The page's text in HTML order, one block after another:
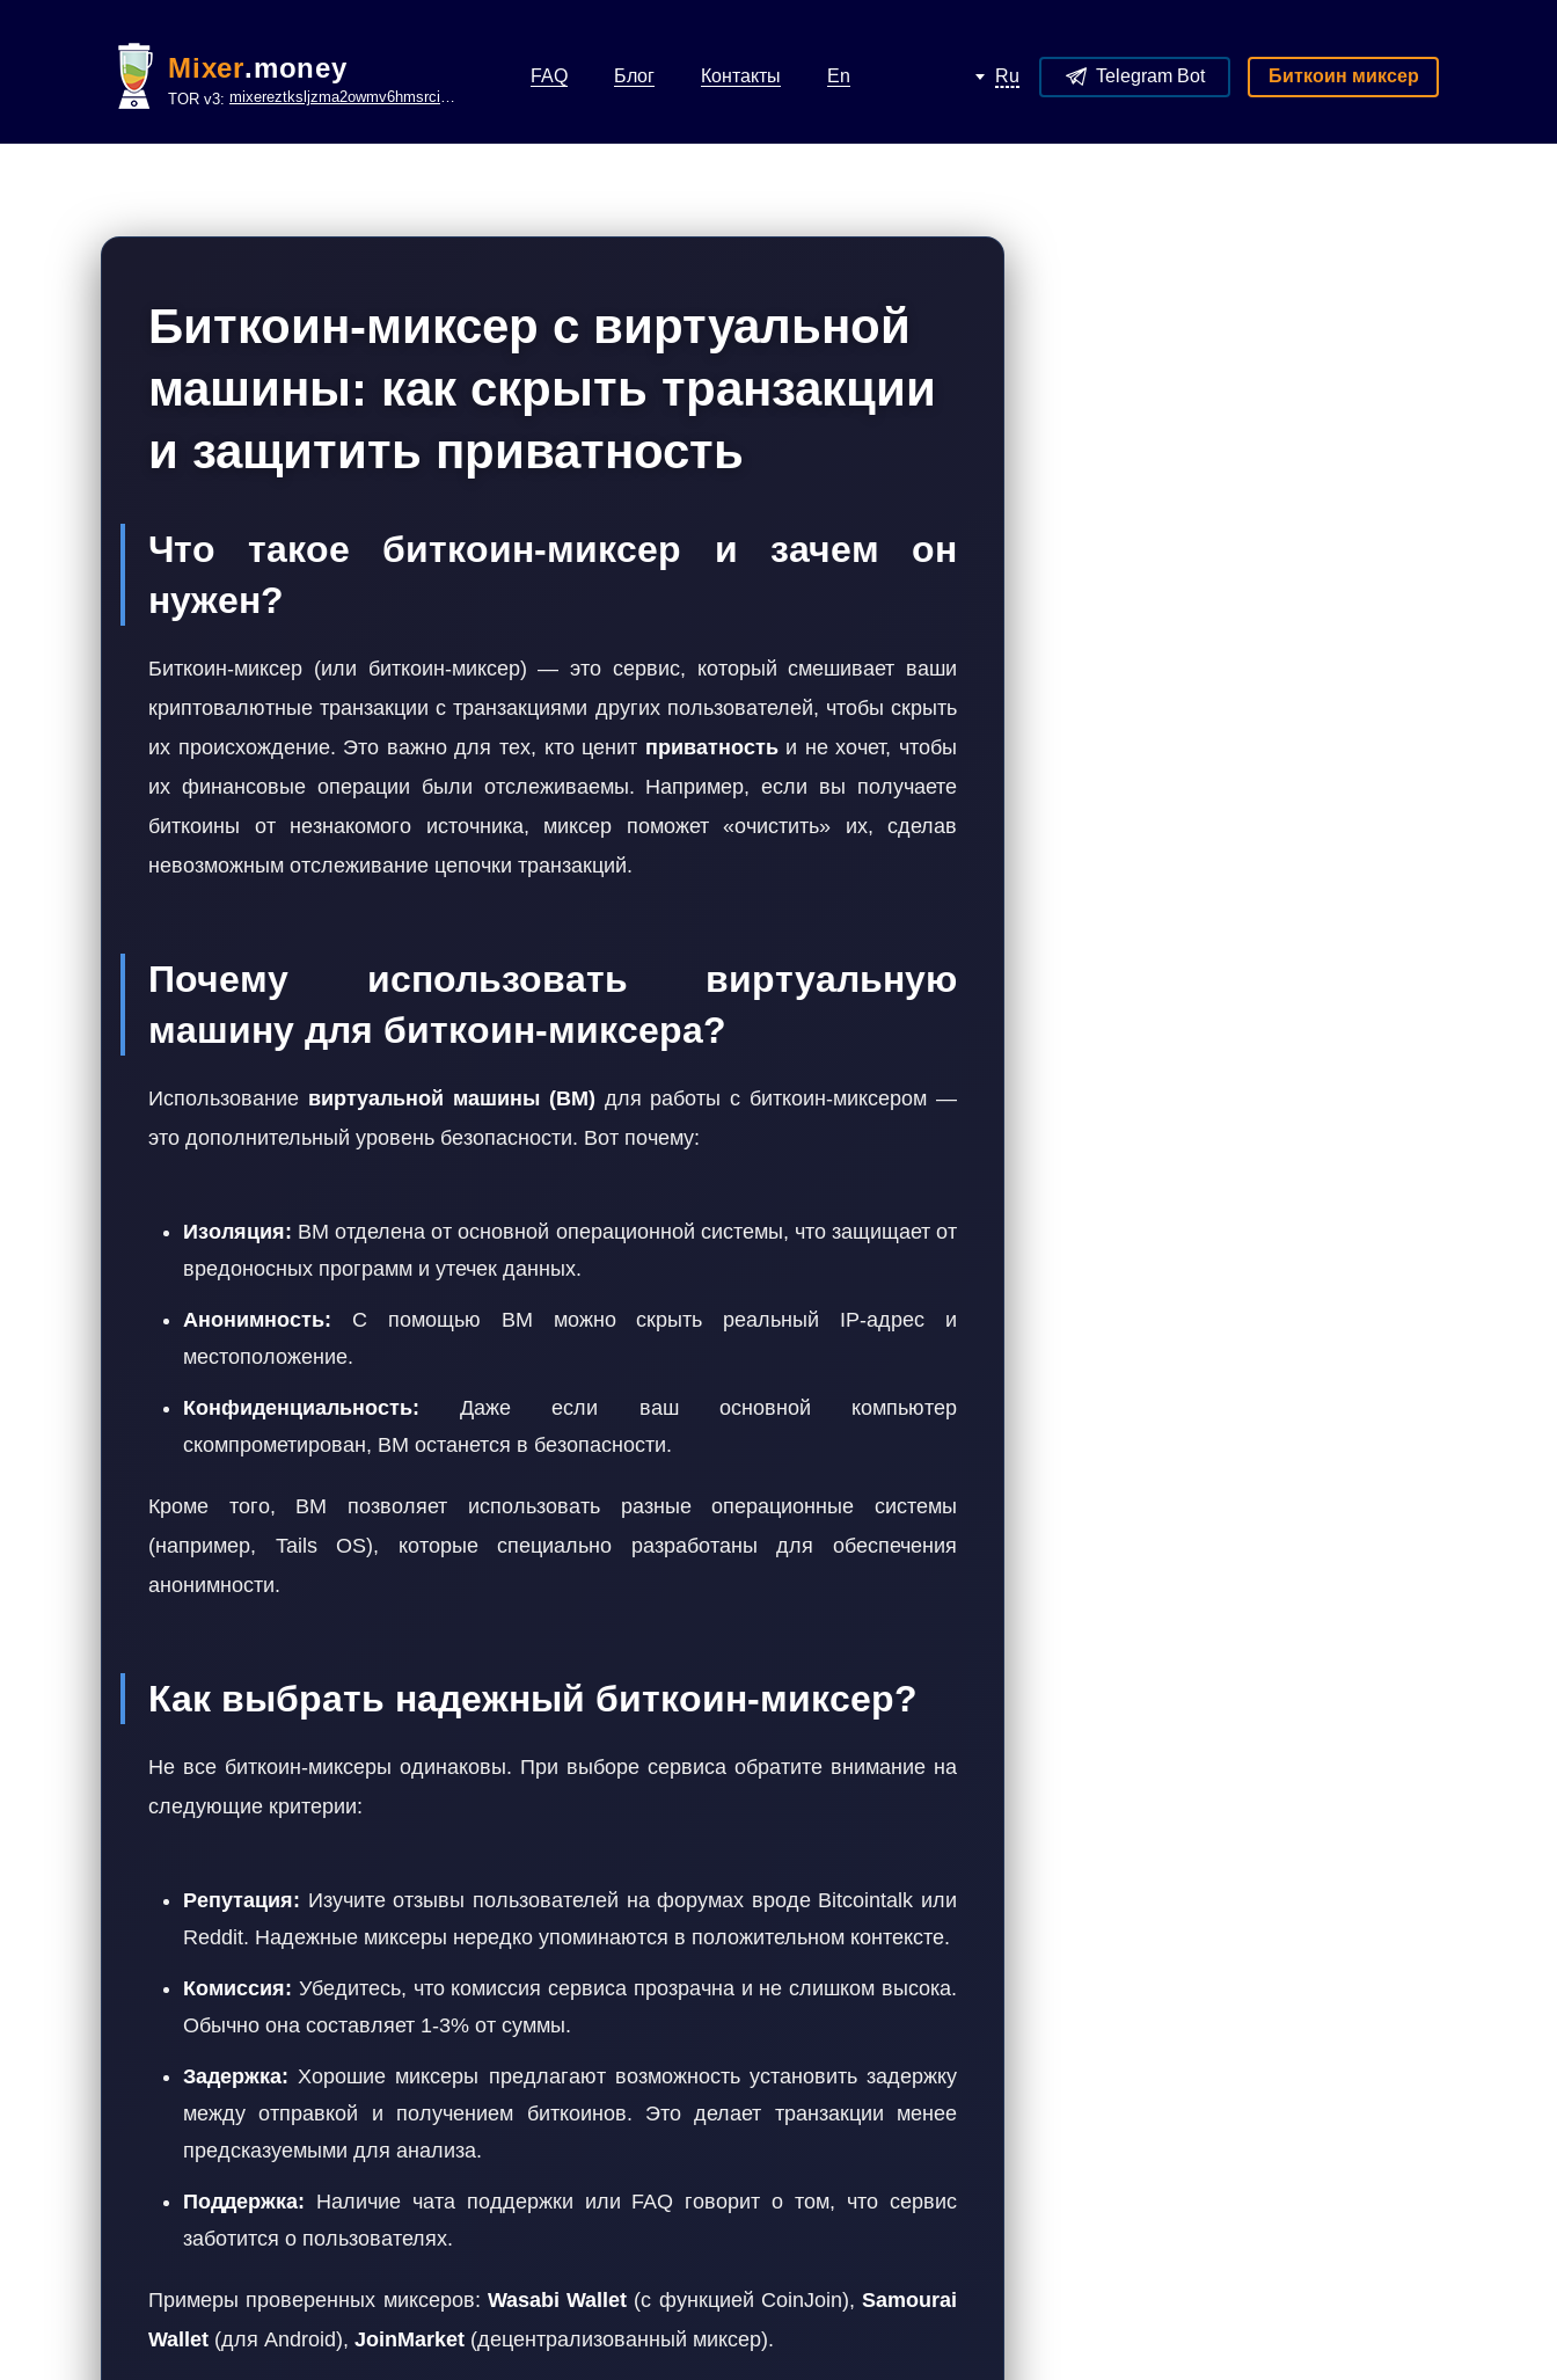
Mixer.money
TOR v3: mixereztksljzma2owmv6hmsrci322lsje6m3svicoddk3xbgvhd2fid.onion
FAQ Блог Контакты En Ru Telegram Bot Биткоин миксер
Биткоин-миксер с виртуальной
машины: как скрыть транзакции
и защитить приватность
Что такое биткоин-миксер и зачем он
нужен?
Биткоин-миксер (или биткоин-миксер) — это сервис, который смешивает ваши
криптовалютные транзакции с транзакциями других пользователей, чтобы скрыть
их происхождение. Это важно для тех, кто ценит приватностьи не хочет, чтобы
их финансовые операции были отслеживаемы. Например, если вы получаете
биткоины от незнакомого источника, миксер поможет «очистить» их, сделав
невозможным отслеживание цепочки транзакций.
Почему использовать виртуальную
машину для биткоин-миксера?
Использование виртуальной машины (ВМ) для работы с биткоин-миксером —
это дополнительный уровень безопасности. Вот почему:
Изоляция: ВМ отделена от основной операционной системы, что защищает от
вредоносных программ и утечек данных.
Анонимность: С помощью ВМ можно скрыть реальный IP-адрес и
местоположение.
Конфиденциальность: Даже если ваш основной компьютер
скомпрометирован, ВМ останется в безопасности.
Кроме того, ВМ позволяет использовать разные операционные системы
(например, Tails OS), которые специально разработаны для обеспечения
анонимности.
Как выбрать надежный биткоин-миксер?
Не все биткоин-миксеры одинаковы. При выборе сервиса обратите внимание на
следующие критерии:
Репутация: Изучите отзывы пользователей на форумах вроде Bitcointalk или
Reddit. Надежные миксеры нередко упоминаются в положительном контексте.
Комиссия: Убедитесь, что комиссия сервиса прозрачна и не слишком высока.
Обычно она составляет 1-3% от суммы.
Задержка: Хорошие миксеры предлагают возможность установить задержку
между отправкой и получением биткоинов. Это делает транзакции менее
предсказуемыми для анализа.
Поддержка: Наличие чата поддержки или FAQ говорит о том, что сервис
заботится о пользователях.
Примеры проверенных миксеров: Wasabi Wallet (с функцией CoinJoin), Samourai
Wallet (для Android), JoinMarket (децентрализованный миксер).